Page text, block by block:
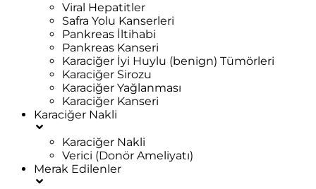
Viral Hepatitler
Safra Yolu Kanserleri
Pankreas İltihabi
Pankreas Kanseri
Karaciğer İyi Huylu (benign) Tümörleri
Karaciğer Sirozu
Karaciğer Yağlanması
Karaciğer Kanseri
Karaciğer Nakli
Karaciğer Nakli
Verici (Donör Ameliyatı)
Merak Edilenler